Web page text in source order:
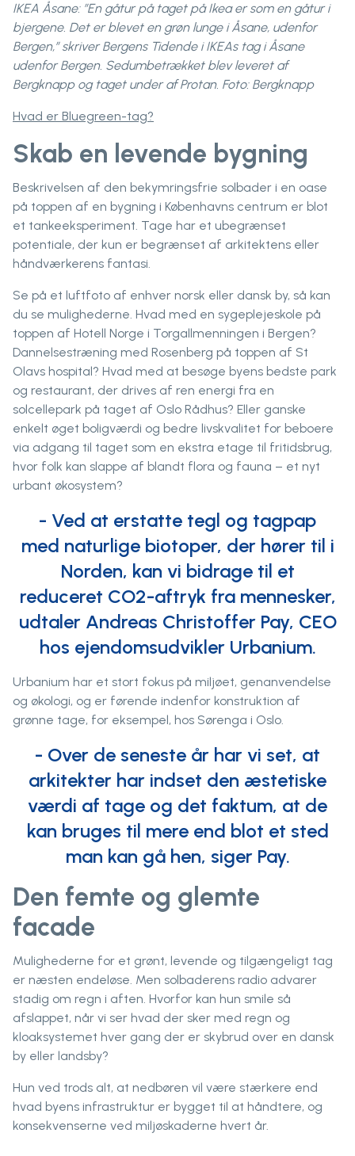
IKEA Åsane: ”En gåtur på taget på Ikea er som en gåtur i
bjergene. Det er blevet en grøn lunge i Åsane, udenfor
Bergen,” skriver Bergens Tidende i IKEAs tag i Åsane
udenfor Bergen. Sedumbetrækket blev leveret af
Bergknapp og taget under af Protan. Foto: Bergknapp
Hvad er Bluegreen-tag?
Skab en levende bygning
Beskrivelsen af den bekymringsfrie solbader i en oase
på toppen af en bygning i Københavns centrum er blot
et tankeeksperiment. Tage har et ubegrænset
potentiale, der kun er begrænset af arkitektens eller
håndværkerens fantasi.
Se på et luftfoto af enhver norsk eller dansk by, så kan
du se mulighederne. Hvad med en sygeplejeskole på
toppen af Hotell Norge i Torgallmenningen i Bergen?
Dannelsestræning med Rosenberg på toppen af St
Olavs hospital? Hvad med at besøge byens bedste park
og restaurant, der drives af ren energi fra en
solcellepark på taget af Oslo Rådhus? Eller ganske
enkelt øget boligværdi og bedre livskvalitet for beboere
via adgang til taget som en ekstra etage til fritidsbrug,
hvor folk kan slappe af blandt flora og fauna – et nyt
urbant økosystem?
- Ved at erstatte tegl og tagpap
med naturlige biotoper, der hører til i
Norden, kan vi bidrage til et
reduceret CO2-aftryk fra mennesker,
udtaler Andreas Christoffer Pay, CEO
hos ejendomsudvikler Urbanium.
Urbanium har et stort fokus på miljøet, genanvendelse
og økologi, og er førende indenfor konstruktion af
grønne tage, for eksempel, hos Sørenga i Oslo.
- Over de seneste år har vi set, at
arkitekter har indset den æstetiske
værdi af tage og det faktum, at de
kan bruges til mere end blot et sted
man kan gå hen, siger Pay.
Den femte og glemte
facade
Mulighederne for et grønt, levende og tilgængeligt tag
er næsten endeløse. Men solbaderens radio advarer
stadig om regn i aften. Hvorfor kan hun smile så
afslappet, når vi ser hvad der sker med regn og
kloaksystemet hver gang der er skybrud over en dansk
by eller landsby?
Hun ved trods alt, at nedbøren vil være stærkere end
hvad byens infrastruktur er bygget til at håndtere, og
konsekvenserne ved miljøskaderne hvert år.